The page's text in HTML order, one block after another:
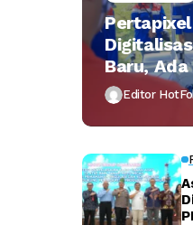
Baru,
Editor